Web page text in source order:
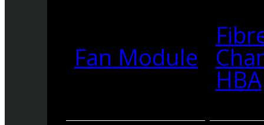
Fan Module
HBA